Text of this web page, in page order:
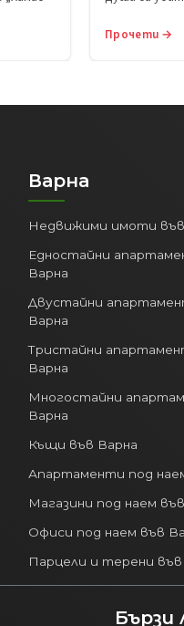
Прочети →
Варна
Недвижими имоти
Едностайни
Варна
Двустайни
Варна
Тристайни
Варна
Многостайни
Варна
Къщи във Варна
Апартаменти под
Магазини под наем
Офиси под наем във
Парцели и терени във
Бързи